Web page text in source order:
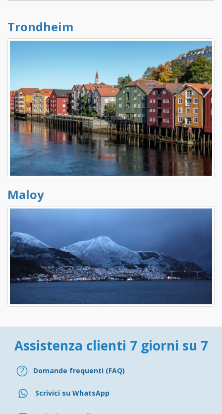
Trondheim
Maloy
Assistenza clienti 7 giorni su 7
Domande frequenti (FAQ)
Scrivici su WhatsApp